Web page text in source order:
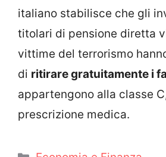
italiano stabilisce che gli
titolari di pensione diretta
vittime del terrorismo
di ritirare gratuitamente i
appartengono alla classe
prescrizione medica.